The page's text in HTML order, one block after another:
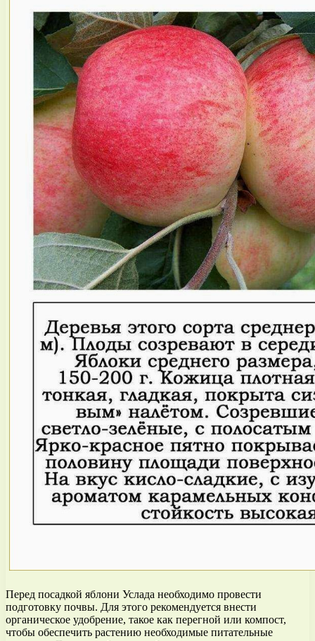
Перед посадкой яблони Услада необходимо провести
подготовку почвы. Для этого рекомендуется внести
органическое удобрение, такое как перегной или компост,
чтобы обеспечить растению необходимые питательные